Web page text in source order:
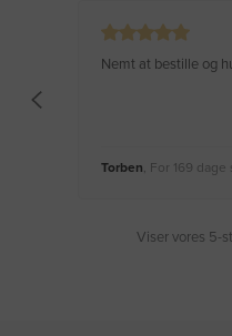
Nemt at bestille og
Torben, For 169 dage
Viser vores 5-